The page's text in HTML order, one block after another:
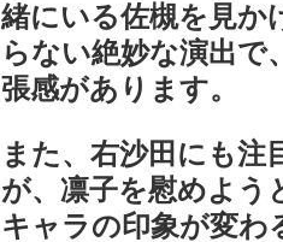
緒にいる佐槻を見か
らない絶妙な演出
張感があります。
また、右沙田にも
が、凛子を慰めよう
キャラの印象が変わ